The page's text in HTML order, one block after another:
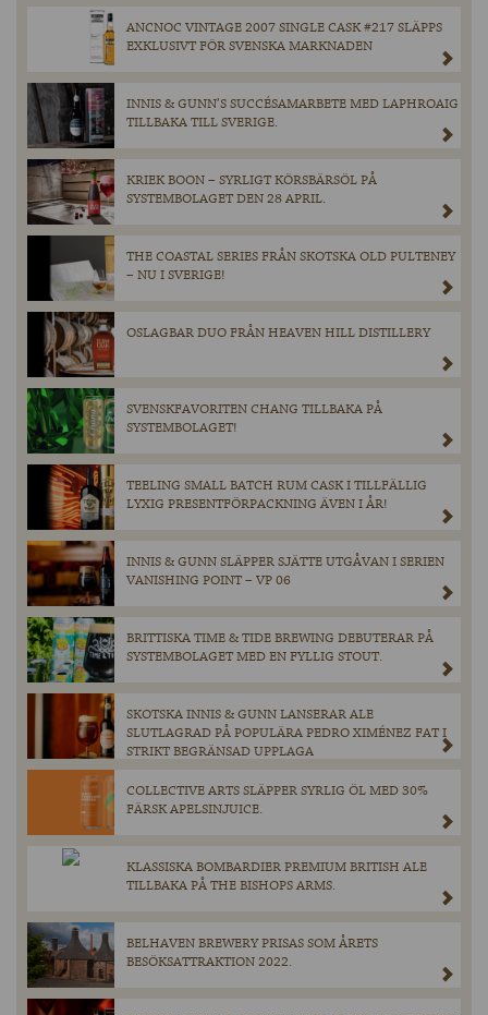
ANCNOC VINTAGE 2007 SINGLE CASK #217 SLÄPPS
EXKLUSIVT FÖR SVENSKA MARKNADEN
INNIS & GUNN’S SUCCÉSAMARBETE MED LAPHROAIG
TILLBAKA TILL SVERIGE.
KRIEK BOON – SYRLIGT KÖRSBÄRSÖL PÅ
SYSTEMBOLAGET DEN 28 APRIL.
THE COASTAL SERIES FRÅN SKOTSKA OLD PULTENEY
– NU I SVERIGE!
OSLAGBAR DUO FRÅN HEAVEN HILL DISTILLERY
SVENSKFAVORITEN CHANG TILLBAKA PÅ
SYSTEMBOLAGET!
TEELING SMALL BATCH RUM CASK I TILLFÄLLIG
LYXIG PRESENTFÖRPACKNING ÄVEN I ÅR!
INNIS & GUNN SLÄPPER SJÄTTE UTGÅVAN I SERIEN
VANISHING POINT – VP 06
BRITTISKA TIME & TIDE BREWING DEBUTERAR PÅ
SYSTEMBOLAGET MED EN FYLLIG STOUT.
SKOTSKA INNIS & GUNN LANSERAR ALE
SLUTLAGRAD PÅ POPULÄRA PEDRO XIMÉNEZ FAT I
STRIKT BEGRÄNSAD UPPLAGA
COLLECTIVE ARTS SLÄPPER SYRLIG ÖL MED 30%
FÄRSK APELSINJUICE.
KLASSISKA BOMBARDIER PREMIUM BRITISH ALE
TILLBAKA PÅ THE BISHOPS ARMS.
BELHAVEN BREWERY PRISAS SOM ÅRETS
BESÖKSATTRAKTION 2022.